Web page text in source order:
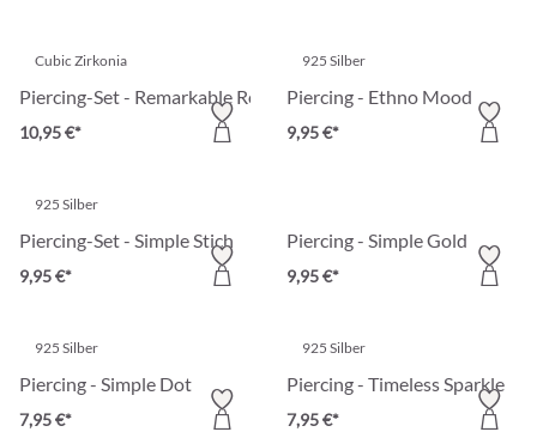
Cubic Zirkonia
Piercing-Set - Remarkable Rounds
10,95 €*
925 Silber
Piercing - Ethno Mood
9,95 €*
925 Silber
Piercing-Set - Simple Stich
9,95 €*
Piercing - Simple Gold
9,95 €*
925 Silber
Piercing - Simple Dot
7,95 €*
925 Silber
Piercing - Timeless Sparkle
7,95 €*